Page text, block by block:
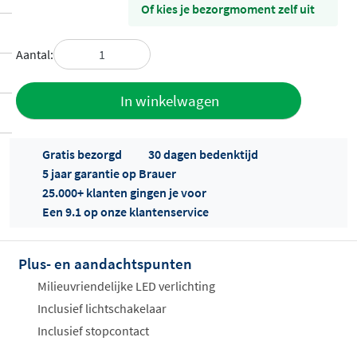
Of kies je bezorgmoment zelf uit
Aantal:
In winkelwagen
Offertes
ophalen...
Gratis bezorgd
30 dagen bedenktijd
5 jaar garantie op Brauer
25.000+ klanten gingen je voor
Een 9.1 op onze klantenservice
Plus- en aandachtspunten
Milieuvriendelijke LED verlichting
Inclusief lichtschakelaar
Inclusief stopcontact